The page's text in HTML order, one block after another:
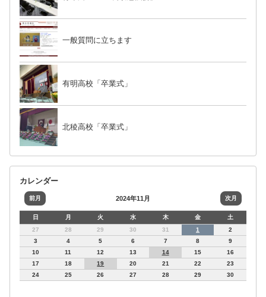
一般質問に立ちます
有明高校「卒業式」
北稜高校「卒業式」
カレンダー
前月 2024年11月 次月
日 月 火 水 木 金
土
27
28 29 30 31 1
2
3
4 5 6 7 8
9
10
11 12 13 14 15
16
17
18 19 20 21 22
23
24
25 26 27 28 29 30